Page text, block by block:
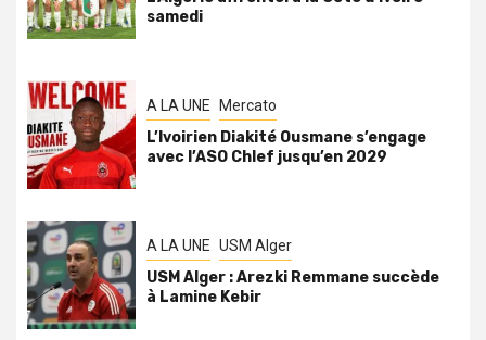
samedi
A LA UNE Mercato
L’Ivoirien Diakité Ousmane s’engage
avec l’ASO Chlef jusqu’en 2029
A LA UNE USM Alger
USM Alger : Arezki Remmane succède
à Lamine Kebir